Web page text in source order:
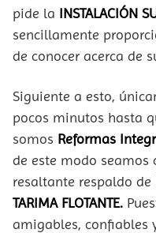
pide la INSTALACIÓN
sencillamente
de conocer acerca de
Siguiente a esto,
pocos minutos hasta
somos Reformas
de este modo
resaltante respaldo de
TARIMA FLOTANTE.
amigables, confiables